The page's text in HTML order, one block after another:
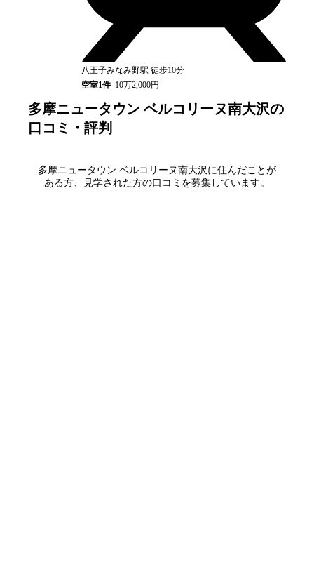
八王子みなみ野駅 徒歩10分
空室1件 10万2,000円
多摩ニュータウン ベルコリーヌ南大沢の
口コミ・評判
多摩ニュータウン ベルコリーヌ南大沢 に住んだことが
ある方、見学された方の口コミを募集しています。